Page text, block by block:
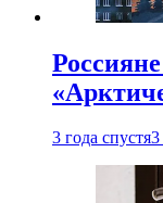
3 года спустя3